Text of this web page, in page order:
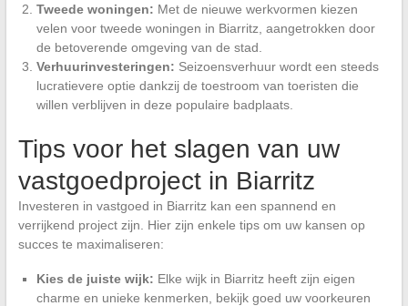
Tweede woningen: Met de nieuwe werkvormen kiezen
velen voor tweede woningen in Biarritz, aangetrokken door
de betoverende omgeving van de stad.
Verhuurinvesteringen: Seizoensverhuur wordt een steeds
lucratievere optie dankzij de toestroom van toeristen die
willen verblijven in deze populaire badplaats.
Tips voor het slagen van uw
vastgoedproject in Biarritz
Investeren in vastgoed in Biarritz kan een spannend en
verrijkend project zijn. Hier zijn enkele tips om uw kansen op
succes te maximaliseren:
Kies de juiste wijk: Elke wijk in Biarritz heeft zijn eigen
charme en unieke kenmerken, bekijk goed uw voorkeuren